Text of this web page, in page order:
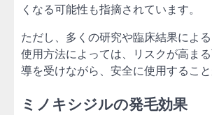
くなる可能性も指摘されています。
ただし、多くの研究や臨床結果によ
使用方法によっては、リスクが高ま
導を受けながら、安全に使用すること
ミノキシジルの発毛効果